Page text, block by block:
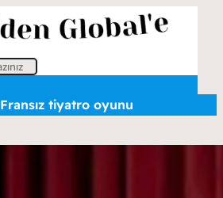
Fransız tiyatro oyunu